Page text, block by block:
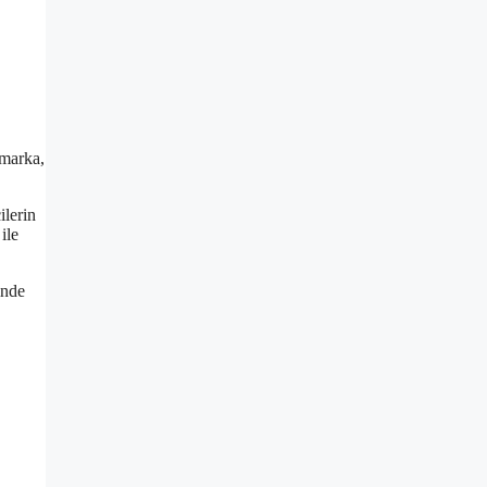
ile